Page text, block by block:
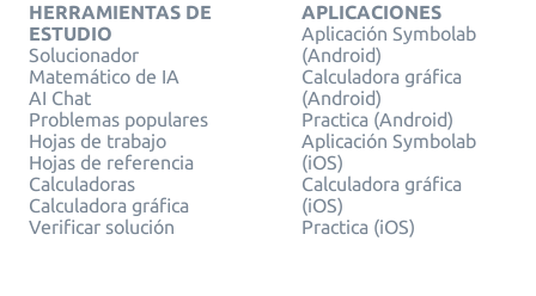
HERRAMIENTAS DE
ESTUDIO
Solucionador
Matemático de IA
AI Chat
Problemas populares
Hojas de trabajo
Hojas de referencia
Calculadoras
Calculadora gráfica
Verificar solución
APLICACIONES
Aplicación Symbolab
(Android)
Calculadora gráfica
(Android)
Practica (Android)
Aplicación Symbolab
(iOS)
Calculadora gráfica
(iOS)
Practica (iOS)